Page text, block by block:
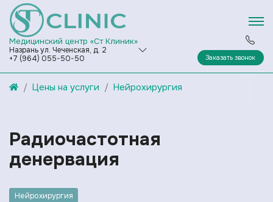
Медицинский центр «Ст Клиник»
Назрань ул. Чеченская, д. 2
+7 (964) 055-50-50
Заказать звонок
Цены на услуги Нейрохирургия
Радиочастотная
денервация
Нейрохирургия